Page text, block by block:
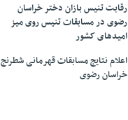
رقابت تنیس بازان دختر خراسان
رضوی در مسابقات تنیس روی میز
امیدهای کشور
اعلام نتایج مسابقات قهرمانی شطرنج
خراسان رضوی